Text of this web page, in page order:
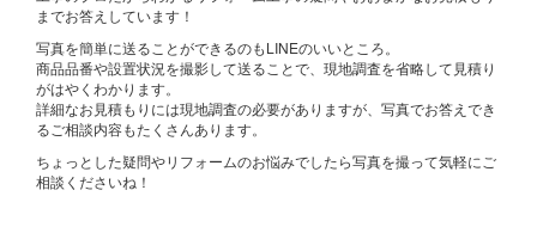
までお答えしています！
写真を簡単に送ることができるのもLINEのいいところ。
商品品番や設置状況を撮影して送ることで、現地調査を省略して見積り
がはやくわかります。
詳細なお見積もりには現地調査の必要がありますが、写真でお答えでき
るご相談内容もたくさんあります。
ちょっとした疑問やリフォームのお悩みでしたら写真を撮って気軽にご
相談くださいね！